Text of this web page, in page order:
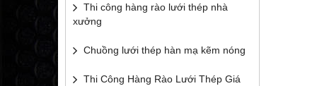
Thi công hàng rào lưới thép nhà
xưởng
Chuồng lưới thép hàn mạ kẽm nóng
Thi Công Hàng Rào Lưới Thép Giá